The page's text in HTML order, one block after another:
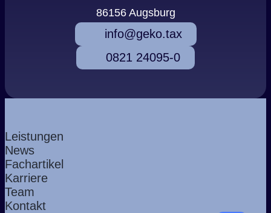
86156 Augsburg
info@geko.tax
0821 24095-0
Leistungen
News
Fachartikel
Karriere
Team
Kontakt